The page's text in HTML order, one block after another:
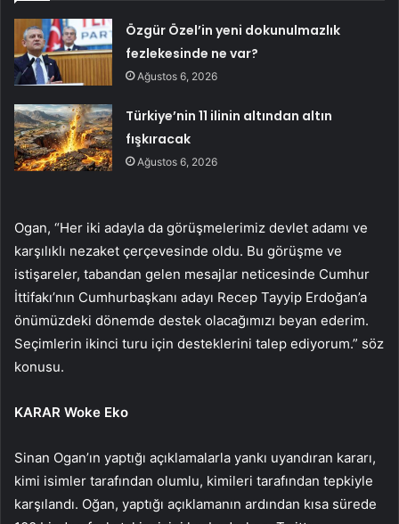
Özgür Özel’in yeni dokunulmazlık
fezlekesinde ne var?
Ağustos 6, 2026
Türkiye’nin 11 ilinin altından altın
fışkıracak
Ağustos 6, 2026
Ogan, “Her iki adayla da görüşmelerimiz devlet adamı ve
karşılıklı nezaket çerçevesinde oldu. Bu görüşme ve
istişareler, tabandan gelen mesajlar neticesinde Cumhur
İttifakı’nın Cumhurbaşkanı adayı Recep Tayyip Erdoğan’a
önümüzdeki dönemde destek olacağımızı beyan ederim.
Seçimlerin ikinci turu için desteklerini talep ediyorum.” söz
konusu.
KARAR Woke Eko
Sinan Ogan’ın yaptığı açıklamalarla yankı uyandıran kararı,
kimi isimler tarafından olumlu, kimileri tarafından tepkiyle
karşılandı. Oğan, yaptığı açıklamanın ardından kısa sürede